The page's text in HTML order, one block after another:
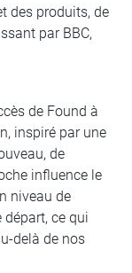
des produits, de
par BBC,
de Found à
inspiré par une
de
influence le
niveau de
départ, ce qui
delà de nos